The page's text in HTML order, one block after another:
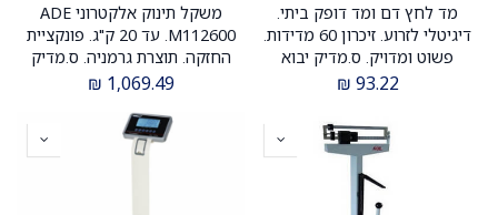
מד לחץ דם ומד דופק ביתי.
דיגיטלי לזרוע. זיכרון 60 מדידות.
פשוט ומדויק. ס.מדיק יבוא
93.22
₪
משקל תינוק אלקטרוני ADE
M112600. עד 20 ק"ג. פונקציית
החזקה. תוצרת גרמניה. ס.מדיק
יבוא
1,069.49
₪